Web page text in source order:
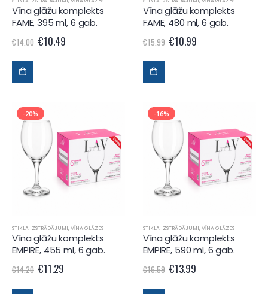
Vīna glāžu komplekts
FAME, 395 ml, 6 gab.
€14.00 €10.49
Vīna glāžu komplekts
FAME, 480 ml, 6 gab.
€15.99 €10.99
-20%
STIKLA IZSTRĀDĀJUMI, VĪNA GLĀZES
Vīna glāžu komplekts
EMPIRE, 455 ml, 6 gab.
€14.20 €11.29
-16%
STIKLA IZSTRĀDĀJUMI, VĪNA GLĀZES
Vīna glāžu komplekts
EMPIRE, 590 ml, 6 gab.
€16.59 €13.99